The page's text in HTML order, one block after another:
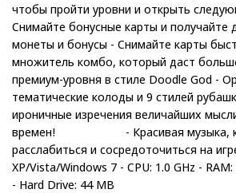
чтобы пройти уровни и открыть
Снимайте бонусные карты и получайте
монеты и бонусы - Снимайте карты
множитель комбо, который даст
премиум-уровня в стиле Doodle God -
тематические колоды и 9 стилей
ироничные изречения величайших
времен! - Красивая музыка,
расслабиться и сосредоточиться на
XP/Vista/Windows 7 - CPU: 1.0 GHz -
- Hard Drive: 44 MB